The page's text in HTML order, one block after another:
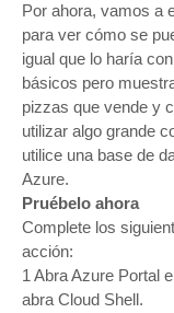
Por ahora, vamos a
para ver cómo se
igual que lo haría
básicos pero
pizzas que vende y
utilizar algo grande
utilice una base de
Azure.
Pruébelo ahora
Complete los
acción:
1 Abra Azure Portal
abra Cloud Shell.